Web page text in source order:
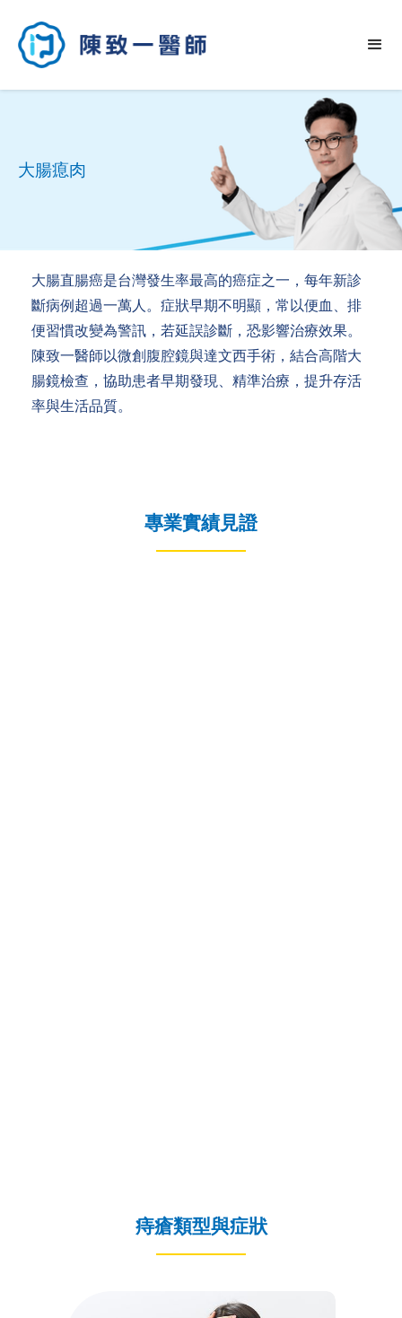
大腸瘜肉
大腸直腸癌是台灣發生率最高的癌症之一，每年新診
斷病例超過一萬人。症狀早期不明顯，常以便血、排
便習慣改變為警訊，若延誤診斷，恐影響治療效果。
陳致一醫師以微創腹腔鏡與達文西手術，結合高階大
腸鏡檢查，協助患者早期發現、精準治療，提升存活
率與生活品質。
專業實績見證
痔瘡類型與症狀